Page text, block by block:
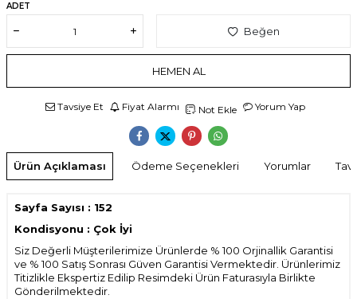
ADET
Beğen
HEMEN AL
Tavsiye Et Fiyat Alarmı Not Ekle Yorum Yap
Ürün Açıklaması Ödeme Seçenekleri Yorumlar
Sayfa Sayısı : 152
Kondisyonu : Çok İyi
Siz Değerli Müşterilerimize Ürünlerde % 100 Orjinallik Garantisi
ve % 100 Satış Sonrası Güven Garantisi Vermektedir. Ürünlerimiz
Titizlikle Ekspertiz Edilip Resimdeki Ürün Faturasıyla Birlikte
Gönderilmektedir.